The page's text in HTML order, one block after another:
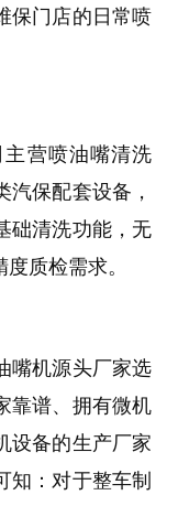
保门店的日常喷
主营喷油嘴清洗
汽保配套设备，
础清洗功能，无
质检需求。
嘴机源头厂家选
靠谱、 拥有微机
设备的生产厂家
知：对于整车制